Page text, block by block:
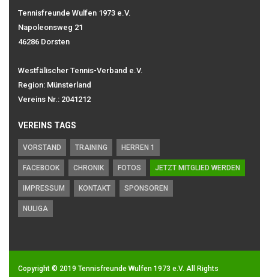
Tennisfreunde Wulfen 1973 e.V.
Napoleonsweg 21
46286 Dorsten
Westfälischer Tennis-Verband e.V.
Region: Münsterland
Vereins Nr.: 2041212
VEREINS TAGS
VORSTAND TRAINING HERREN 1
FACEBOOK CHRONIK FOTOS JETZT MITGLIED WERDEN
IMPRESSUM KONTAKT SPONSOREN
NULIGA
Copyright © 2019 Tennisfreunde Wulfen 1973 e.V. All Rights